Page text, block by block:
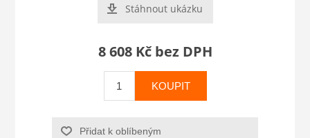
Stáhnout ukázku
8 608 Kč bez DPH
KOUPIT
Přidat k oblíbeným